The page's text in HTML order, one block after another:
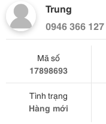
Trung
0946 366 127
Mã số
17898693
Tình trạng
Hàng mới